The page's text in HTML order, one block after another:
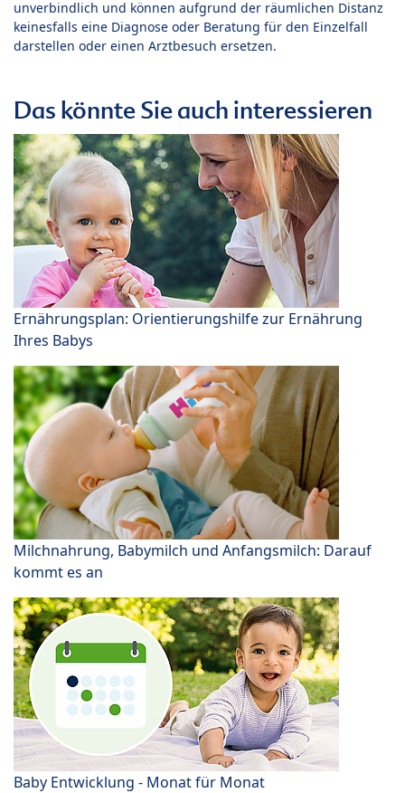
unverbindlich und können aufgrund der räumlichen Distanz
keinesfalls eine Diagnose oder Beratung für den Einzelfall
darstellen oder einen Arztbesuch ersetzen.
Das könnte Sie auch interessieren
Ernährungsplan: Orientierungshilfe zur Ernährung
Ihres Babys
Milchnahrung, Babymilch und Anfangsmilch: Darauf
kommt es an
Baby Entwicklung - Monat für Monat